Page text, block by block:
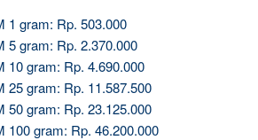
1 gram: Rp. 503.000
5 gram: Rp. 2.370.000
10 gram: Rp. 4.690.000
25 gram: Rp. 11.587.500
50 gram: Rp. 23.125.000
100 gram: Rp. 46.200.000